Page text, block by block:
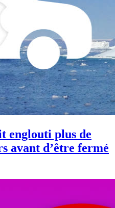
englouti plus de
avant d’être fermé